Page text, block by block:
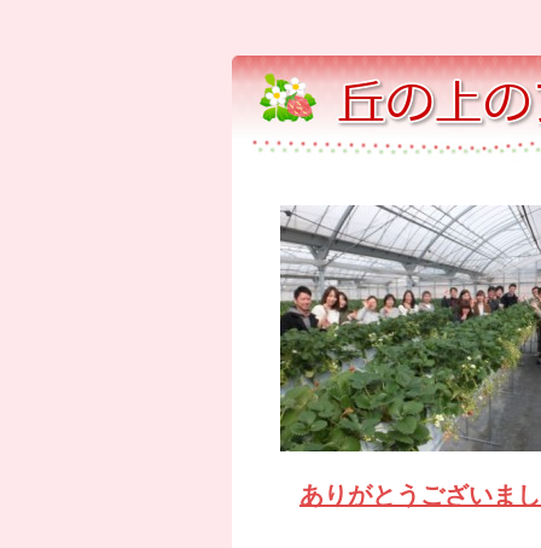
ありがとうございま